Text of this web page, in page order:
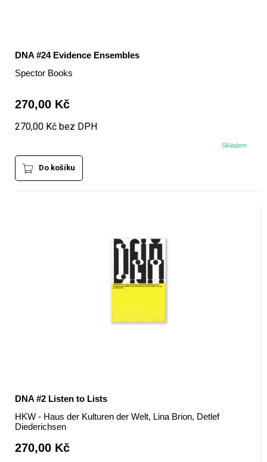
DNA #24 Evidence Ensembles
Spector Books
270,00 Kč
270,00 Kč bez DPH
Skladem
Do košíku
DNA #2 Listen to Lists
HKW - Haus der Kulturen der Welt, Lina Brion, Detlef
Diederichsen
270,00 Kč